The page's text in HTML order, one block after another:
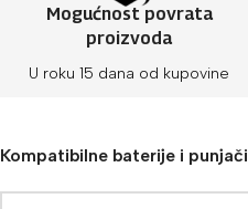
Mogućnost povrata
proizvoda
U roku 15 dana od kupovine
Kompatibilne baterije i punjači